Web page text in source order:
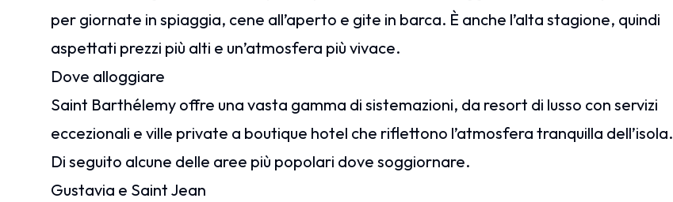
per giornate in spiaggia, cene all’aperto e gite in barca. È anche l’alta stagione, quindi
aspettati prezzi più alti e un’atmosfera più vivace.
Dove alloggiare
Saint Barthélemy offre una vasta gamma di sistemazioni, da resort di lusso con servizi
eccezionali e ville private a boutique hotel che riflettono l’atmosfera tranquilla dell’isola.
Di seguito alcune delle aree più popolari dove soggiornare.
Gustavia e Saint Jean